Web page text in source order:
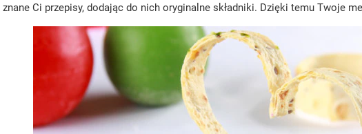
Ci przepisy, dodając do nich oryginalne składniki. Dzięki temu Twoje